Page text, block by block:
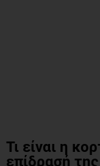
Τι είναι η
επίδρασή